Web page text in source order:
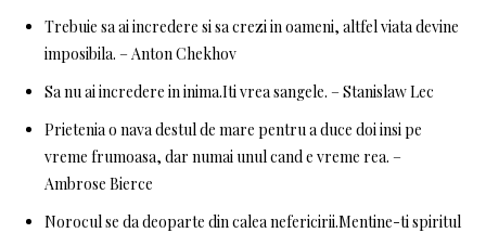
Trebuie sa ai incredere si sa crezi in oameni, altfel viata devine
imposibila. – Anton Chekhov
Sa nu ai incredere in inima.Iti vrea sangele. – Stanislaw Lec
Prietenia o nava destul de mare pentru a duce doi insi pe
vreme frumoasa, dar numai unul cand e vreme rea. –
Ambrose Bierce
Norocul se da deoparte din calea nefericirii.Mentine-ti spiritul